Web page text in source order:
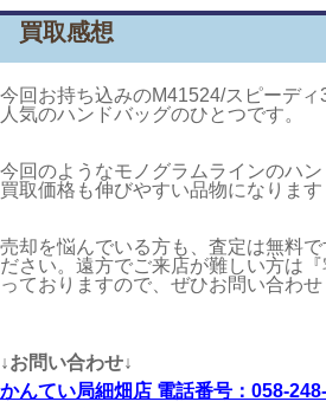
買取感想
今回お持ち込みのM41524/スピーデ
人気のハンドバッグのひとつです。
今回のようなモノグラムラインのハン
買取価格も伸びやすい品物になります
売却を悩んでいる方も、査定は無料
ださい。遠方でご来店が難しい方は
っておりますので、ぜひお問い合わせ
↓お問い合わせ↓
かんてい局細畑店 電話番号：058-